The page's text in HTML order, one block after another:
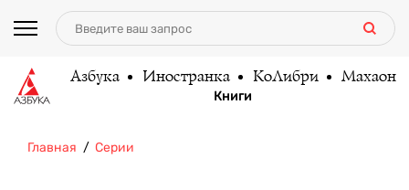
Азбука Иностранка КоЛибри Махаон
Книги
Главная Серии